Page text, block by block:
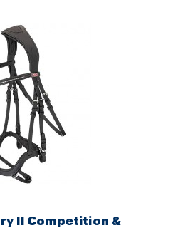
II Competition &